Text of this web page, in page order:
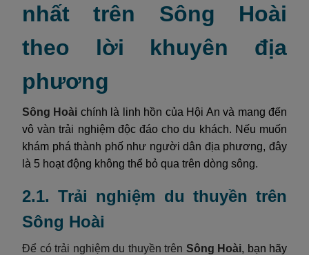
nhất trên Sông Hoài
theo lời khuyên địa
phương
Sông Hoài chính là linh hồn của Hội An và mang đến
vô vàn trải nghiệm độc đáo cho du khách. Nếu muốn
khám phá thành phố như người dân địa phương, đây
là 5 hoạt động không thể bỏ qua trên dòng sông.
2.1. Trải nghiệm du thuyền trên
Sông Hoài
Để có trải nghiệm du thuyền trên Sông Hoài, bạn hãy